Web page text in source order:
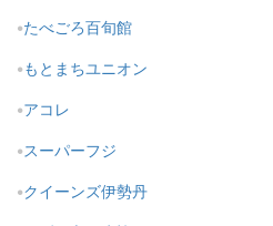
たべごろ百旬館
もとまちユニオン
アコレ
スーパーフジ
クイーンズ伊勢丹